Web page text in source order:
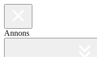
Annons